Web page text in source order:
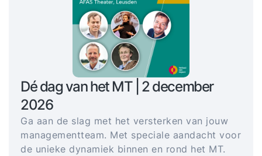
Dé dag van het MT | 2 december
2026
Ga aan de slag met het versterken van jouw
managementteam. Met speciale aandacht voor
de unieke dynamiek binnen en rond het MT.